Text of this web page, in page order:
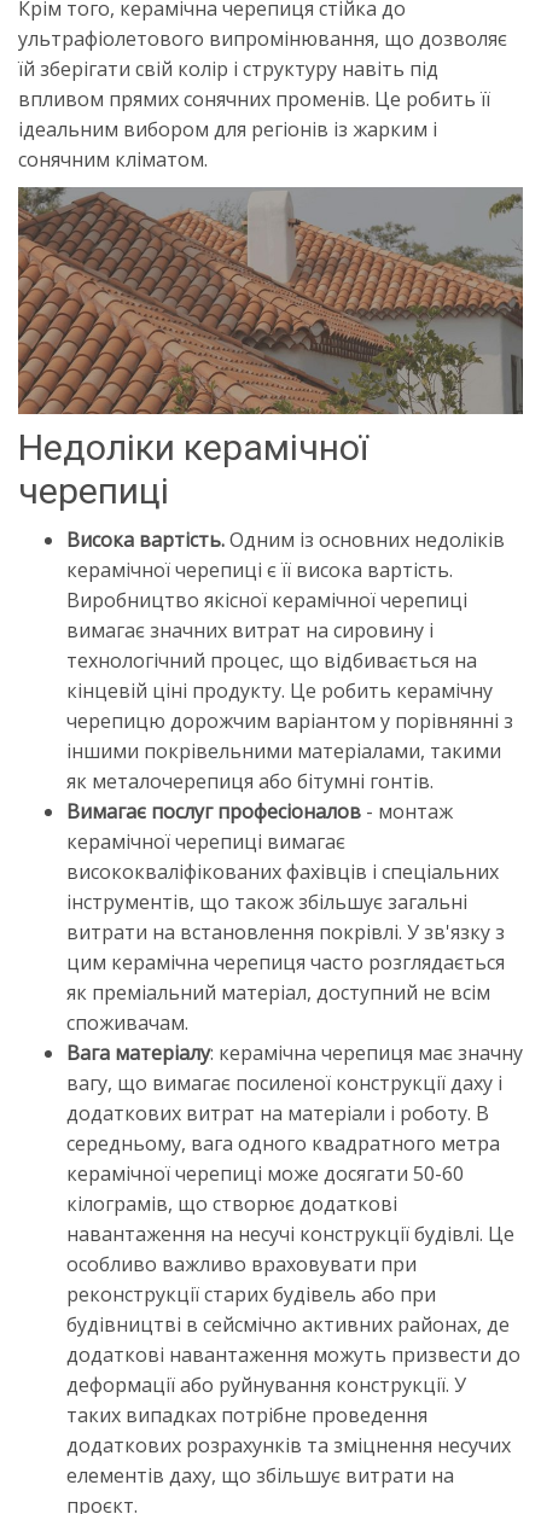
Крім того, керамічна черепиця стійка до
ультрафіолетового випромінювання, що дозволяє
їй зберігати свій колір і структуру навіть під
впливом прямих сонячних променів. Це робить її
ідеальним вибором для регіонів із жарким і
сонячним кліматом.
Недоліки керамічної
черепиці
Висока вартість.Одним із основних недоліків
керамічної черепиці є її висока вартість.
Виробництво якісної керамічної черепиці
вимагає значних витрат на сировину і
технологічний процес, що відбивається на
кінцевій ціні продукту. Це робить керамічну
черепицю дорожчим варіантом у порівнянні з
іншими покрівельними матеріалами, такими
як металочерепиця або бітумні гонтів.
Вимагає послуг професіоналов - монтаж
керамічної черепиці вимагає
висококваліфікованих фахівців і спеціальних
інструментів, що також збільшує загальні
витрати на встановлення покрівлі. У зв'язку з
цим керамічна черепиця часто розглядається
як преміальний матеріал, доступний не всім
споживачам.
Вага матеріалу: керамічна черепиця має значну
вагу, що вимагає посиленої конструкції даху і
додаткових витрат на матеріали і роботу. В
середньому, вага одного квадратного метра
керамічної черепиці може досягати 50-60
кілограмів, що створює додаткові
навантаження на несучі конструкції будівлі. Це
особливо важливо враховувати при
реконструкції старих будівель або при
будівництві в сейсмічно активних районах, де
додаткові навантаження можуть призвести до
деформації або руйнування конструкції. У
таких випадках потрібне проведення
додаткових розрахунків та зміцнення несучих
елементів даху, що збільшує витрати на
проєкт.